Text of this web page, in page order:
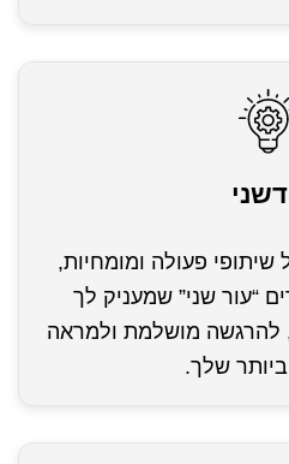
פעולה ומומחיות,
“עור שני” שמעניק לך
להרגשה מושלמת ולמראה
שלך.